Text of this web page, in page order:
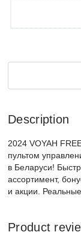
Description
2024 VOYAH
пультом
в Беларуси!
ассортимент,
и акции.
Product